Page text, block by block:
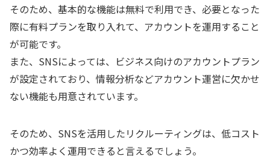
そのため、基本的な機能は無料で利用でき、必要となった
際に有料プランを取り入れて、アカウントを運用すること
が可能です。
また、SNSによっては、ビジネス向けのアカウントプラン
が設定されており、情報分析などアカウント運営に欠かせ
ない機能も用意されています。
そのため、SNSを活用したリクルーティングは、低コスト
かつ効率よく運用できると言えるでしょう。